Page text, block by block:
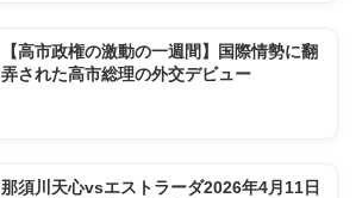
【高市政権の激動の一週間】国際情勢に翻
弄された高市総理の外交デビュー
那須川天心vsエストラーダ2026年4月11日